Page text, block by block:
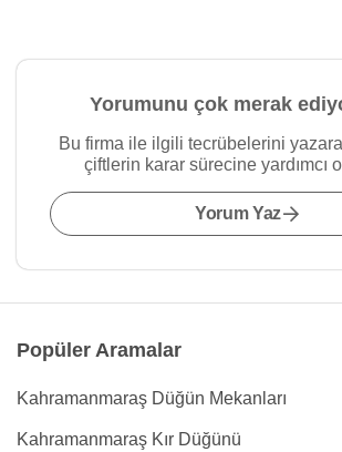
Yorumunu çok merak
Bu firma ile ilgili tecrübelerini
çiftlerin karar sürecine yardımcı
Yorum Yaz
Popüler Aramalar
Kahramanmaraş Düğün Mekanları
Kahramanmaraş Kır Düğünü